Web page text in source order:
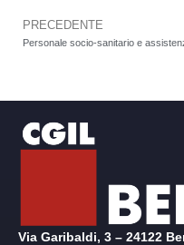
Precedente
PRECEDENTE
Via Garibaldi, 3 – 24122